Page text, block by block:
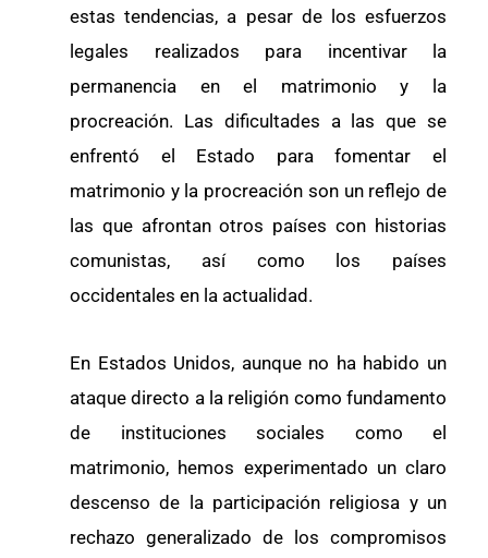
estas tendencias, a pesar de los esfuerzos
legales realizados para incentivar la
permanencia en el matrimonio y la
procreación. Las dificultades a las que se
enfrentó el Estado para fomentar el
matrimonio y la procreación son un reflejo de
las que afrontan otros países con historias
comunistas, así como los países
occidentales en la actualidad.
En Estados Unidos, aunque no ha habido un
ataque directo a la religión como fundamento
de instituciones sociales como el
matrimonio, hemos experimentado un claro
descenso de la participación religiosa y un
rechazo generalizado de los compromisos